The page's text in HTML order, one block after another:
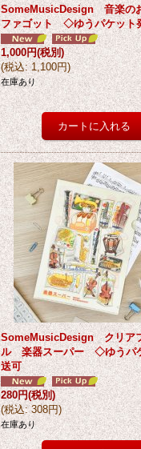
SomeMusicDesign 音楽
ファゴット ◇ゆうパケット
1,000円(税別)
(税込: 1,100円)
在庫あり
SomeMusicDesign クリア
ル 楽器スーパー ◇ゆうパ
送可
280円(税別)
(税込: 308円)
在庫あり